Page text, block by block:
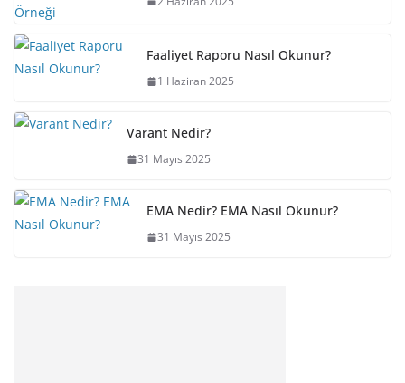
Faaliyet Raporu Nasıl Okunur?
1 Haziran 2025
Varant Nedir?
31 Mayıs 2025
EMA Nedir? EMA Nasıl Okunur?
31 Mayıs 2025